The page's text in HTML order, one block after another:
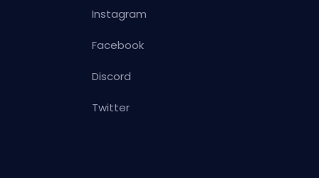
Instagram
Facebook
Discord
Twitter